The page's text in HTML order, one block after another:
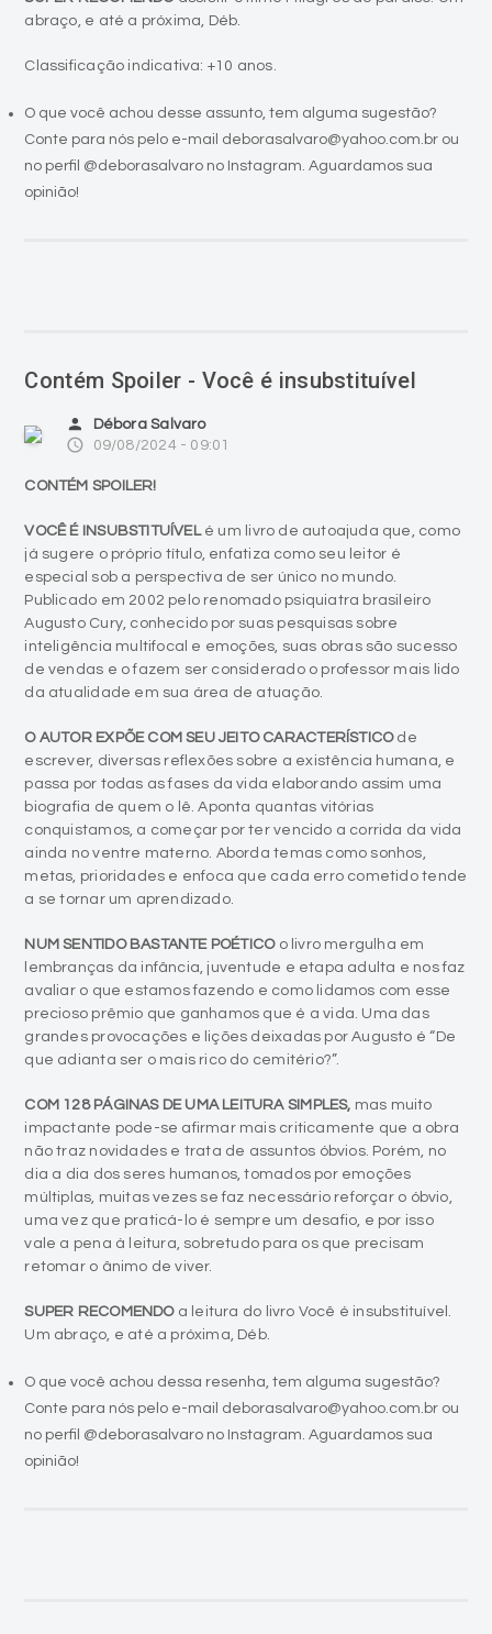
abraço, e até a próxima, Déb.
Classificação indicativa: +10 anos.
O que você achou desse assunto, tem alguma sugestão?
Conte para nós pelo e-mail deborasalvaro@yahoo.com.br ou
no perfil @deborasalvaro no Instagram. Aguardamos sua
opinião!
Contém Spoiler - Você é insubstituível
person Débora Salvaro
access_time 09/08/2024 - 09:01
CONTÉM SPOILER!
VOCÊ É INSUBSTITUÍVELé um livro de autoajuda que, como
já sugere o próprio título, enfatiza como seu leitor é
especial sob a perspectiva de ser único no mundo.
Publicado em 2002 pelo renomado psiquiatra brasileiro
Augusto Cury, conhecido por suas pesquisas sobre
inteligência multifocal e emoções, suas obras são sucesso
de vendas e o fazem ser considerado o professor mais lido
da atualidade em sua área de atuação.
O AUTOR EXPÕE COM SEU JEITO CARACTERÍSTICOde
escrever, diversas reflexões sobre a existência humana, e
passa por todas as fases da vida elaborando assim uma
biografia de quem o lê. Aponta quantas vitórias
conquistamos, a começar por ter vencido a corrida da vida
ainda no ventre materno. Aborda temas como sonhos,
metas, prioridades e enfoca que cada erro cometido tende
a se tornar um aprendizado.
NUM SENTIDO BASTANTE POÉTICOo livro mergulha em
lembranças da infância, juventude e etapa adulta e nos faz
avaliar o que estamos fazendo e como lidamos com esse
precioso prêmio que ganhamos que é a vida. Uma das
grandes provocações e lições deixadas por Augusto é “De
que adianta ser o mais rico do cemitério?”.
COM 128 PÁGINAS DE UMA LEITURA SIMPLES, mas muito
impactante pode-se afirmar mais criticamente que a obra
não traz novidades e trata de assuntos óbvios. Porém, no
dia a dia dos seres humanos, tomados por emoções
múltiplas, muitas vezes se faz necessário reforçar o óbvio,
uma vez que praticá-lo é sempre um desafio, e por isso
vale a pena à leitura, sobretudo para os que precisam
retomar o ânimo de viver.
SUPER RECOMENDO a leitura do livro Você é insubstituível.
Um abraço, e até a próxima, Déb.
O que você achou dessa resenha, tem alguma sugestão?
Conte para nós pelo e-mail deborasalvaro@yahoo.com.br ou
no perfil @deborasalvaro no Instagram. Aguardamos sua
opinião!